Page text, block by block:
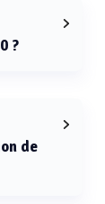
?
de